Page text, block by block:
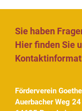
Sie haben
Hier finden Sie
Förderverein
Auerbacher Weg 24